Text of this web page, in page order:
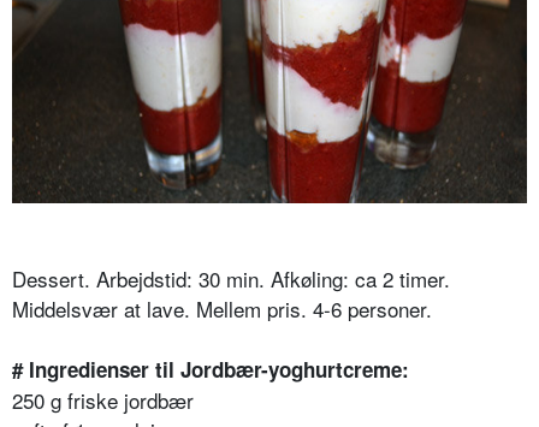
Dessert. Arbejdstid: 30 min. Afkøling: ca 2 timer.
Middelsvær at lave. Mellem pris. 4-6 personer.
# Ingredienser til Jordbær-yoghurtcreme:
250 g friske jordbær